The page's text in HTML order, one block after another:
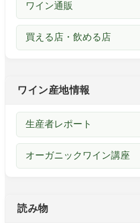
ワイン通販
買える店・飲める店
ワイン産地情報
生産者レポート
オーガニックワイン講座
読み物